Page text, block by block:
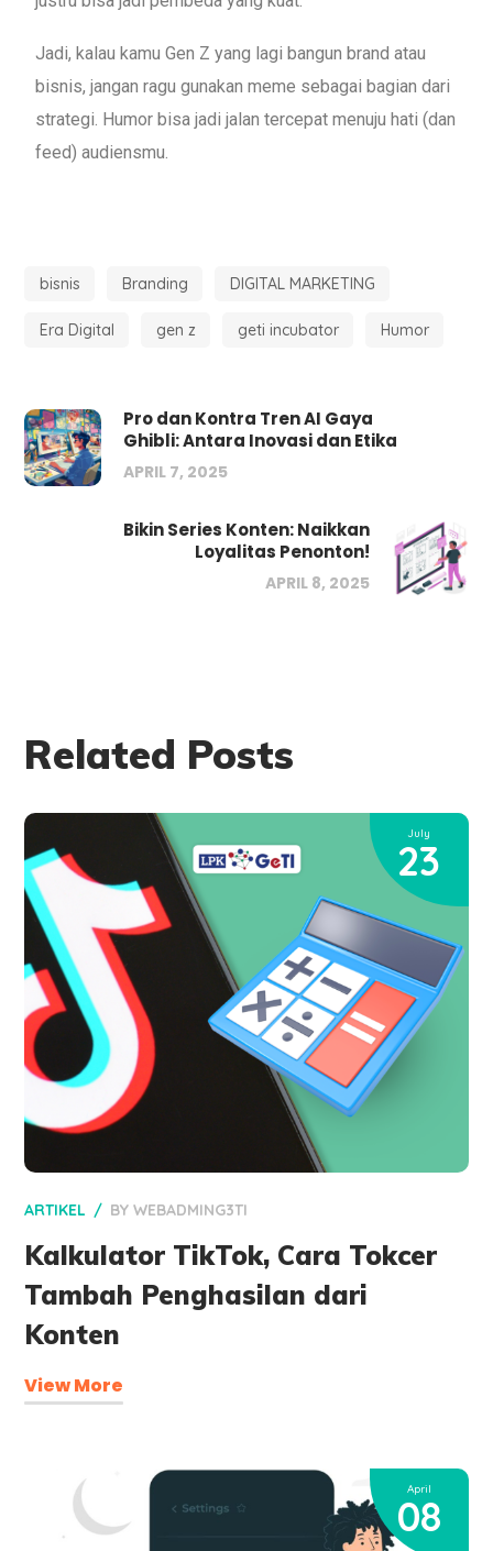
Jadi, kalau kamu Gen Z yang lagi bangun brand atau
bisnis, jangan ragu gunakan meme sebagai bagian dari
strategi. Humor bisa jadi jalan tercepat menuju hati (dan
feed) audiensmu.
bisnis Branding DIGITAL MARKETING
Era Digital gen z geti incubator Humor
Pro dan Kontra Tren AI Gaya
Ghibli: Antara Inovasi dan Etika
APRIL 7, 2025
Bikin Series Konten: Naikkan
Loyalitas Penonton!
APRIL 8, 2025
Related Posts
July
23
ARTIKEL BYWEBADMING3TI
Kalkulator TikTok, Cara Tokcer
Tambah Penghasilan dari
Konten
View More
April
08